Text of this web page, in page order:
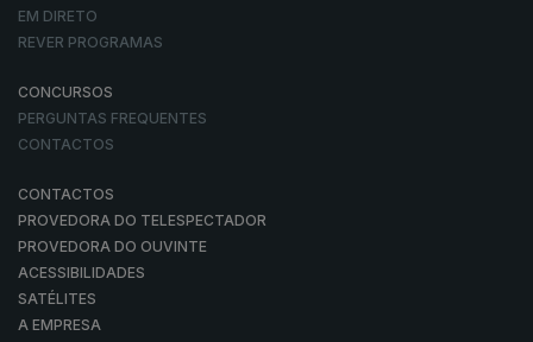
EM DIRETO
REVER PROGRAMAS
CONCURSOS
PERGUNTAS FREQUENTES
CONTACTOS
CONTACTOS
PROVEDORA DO TELESPECTADOR
PROVEDORA DO OUVINTE
ACESSIBILIDADES
SATÉLITES
A EMPRESA